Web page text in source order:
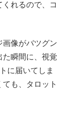
くれるので、コ
画像がバツグン
た瞬間に、視覚
に届いてしま
も、タロット